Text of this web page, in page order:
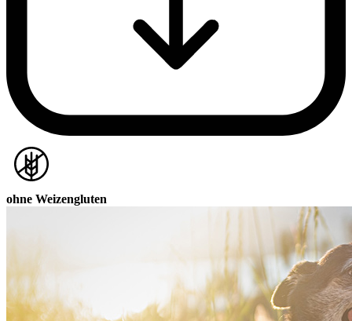
ohne Weizengluten